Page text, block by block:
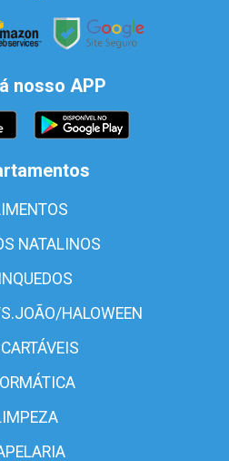
nosso APP
NATALINOS
HALOWEEN